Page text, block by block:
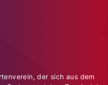
der sich aus dem